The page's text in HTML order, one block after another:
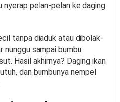
nyerap pelan-pelan ke daging
tanpa diaduk atau dibolak-
nunggu sampai bumbu
Hasil akhirnya? Daging ikan
dan bumbunya nempel